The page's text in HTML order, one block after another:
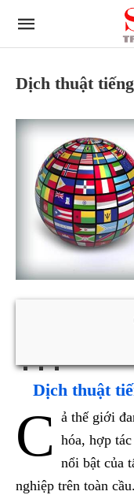
Dịch thuật
Dịch thuật
C ả thế giới
hóa, hợp
nổi bật của
nghiệp trên toàn